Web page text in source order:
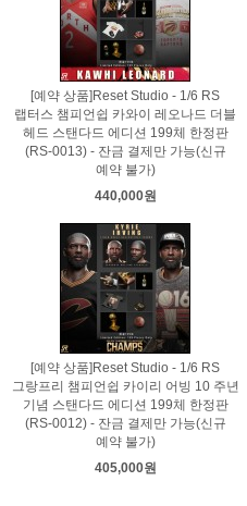
[예약 상품]Reset Studio - 1/6 RS
랩터스 챔피언쉽 카와이 레오나드 더블
헤드 스탠다드 에디션 199체 한정판
(RS-0013) - 잔금 결제만 가능(신규
예약 불가)
440,000원
[예약 상품]Reset Studio - 1/6 RS
그랑프리 챔피언쉽 카이리 어빙 10 주년
기념 스탠다드 에디션 199체 한정판
(RS-0012) - 잔금 결제만 가능(신규
예약 불가)
405,000원